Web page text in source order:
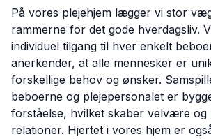
På vores plejehjem lægger vi stor
rammerne for det gode hverdagsliv.
individuel tilgang til hver enkelt
anerkender, at alle mennesker er
forskellige behov og ønsker.
beboerne og plejepersonalet er
forståelse, hvilket skaber velvære og
relationer. Hjertet i vores hjem er